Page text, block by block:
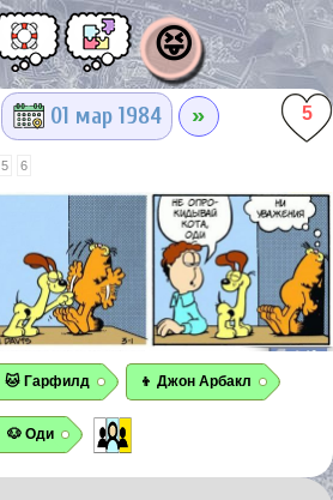
😝
01 мар 1984 » 5
5 6
🐱 Гарфилд 👦 Джон Арбакл
🐶 Оди